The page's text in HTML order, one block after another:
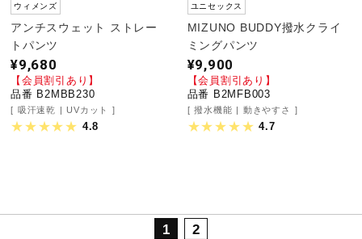
ウィメンズ
アンチスウェット ストレー
トパンツ
¥9,680
【会員割引あり】
品番 B2MBB230
吸汗速乾 UVカット
4.8
ユニセックス
MIZUNO BUDDY撥水クライ
ミングパンツ
¥9,900
【会員割引あり】
品番 B2MFB003
撥水機能 動きやすさ
4.7
1 2